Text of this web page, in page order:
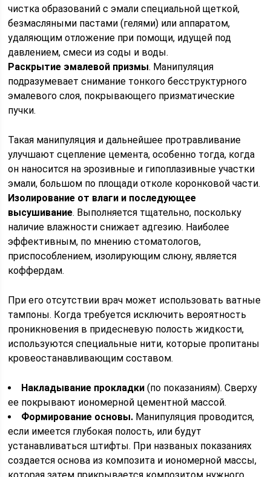
чистка образований с эмали специальной щеткой,
безмасляными пастами (гелями) или аппаратом,
удаляющим отложение при помощи, идущей под
давлением, смеси из соды и воды.
Раскрытие эмалевой призмы. Манипуляция
подразумевает снимание тонкого бесструктурного
эмалевого слоя, покрывающего призматические
пучки.
Такая манипуляция и дальнейшее протравливание
улучшают сцепление цемента, особенно тогда, когда
он наносится на эрозивные и гипоплазивные участки
эмали, большом по площади отколе коронковой части.
Изолирование от влаги и последующее
высушивание. Выполняется тщательно, поскольку
наличие влажности снижает адгезию. Наиболее
эффективным, по мнению стоматологов,
приспособлением, изолирующим слюну, является
коффердам.
При его отсутствии врач может использовать ватные
тампоны. Когда требуется исключить вероятность
проникновения в придесневую полость жидкости,
используются специальные нити, которые пропитаны
кровеостанавливающим составом.
Накладывание прокладки (по показаниям). Сверху
ее покрывают иономерной цементной массой.
Формирование основы. Манипуляция проводится,
если имеется глубокая полость, или будут
устанавливаться штифты. При названых показаниях
создается основа из композита и иономерной массы,